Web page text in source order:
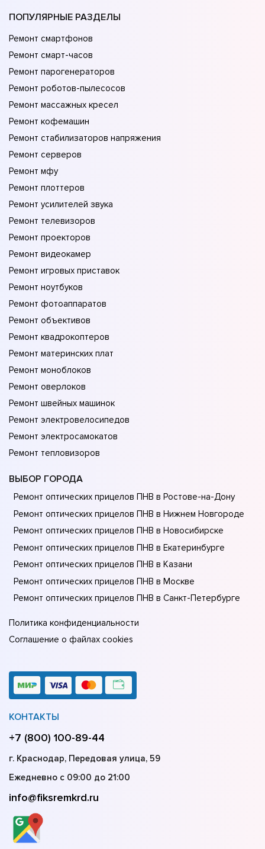
ПОПУЛЯРНЫЕ РАЗДЕЛЫ
Ремонт смартфонов
Ремонт смарт-часов
Ремонт парогенераторов
Ремонт роботов-пылесосов
Ремонт массажных кресел
Ремонт кофемашин
Ремонт стабилизаторов напряжения
Ремонт серверов
Ремонт мфу
Ремонт плоттеров
Ремонт усилителей звука
Ремонт телевизоров
Ремонт проекторов
Ремонт видеокамер
Ремонт игровых приставок
Ремонт ноутбуков
Ремонт фотоаппаратов
Ремонт объективов
Ремонт квадрокоптеров
Ремонт материнских плат
Ремонт моноблоков
Ремонт оверлоков
Ремонт швейных машинок
Ремонт электровелосипедов
Ремонт электросамокатов
Ремонт тепловизоров
ВЫБОР ГОРОДА
Ремонт оптических прицелов ПНВ в Ростове-на-Донy
Ремонт оптических прицелов ПНВ в Нижнем Новгороде
Ремонт оптических прицелов ПНВ в Новосибирске
Ремонт оптических прицелов ПНВ в Екатеринбурге
Ремонт оптических прицелов ПНВ в Казани
Ремонт оптических прицелов ПНВ в Москве
Ремонт оптических прицелов ПНВ в Санкт-Петербурге
Политика конфиденциальности
Соглашение о файлах cookies
КОНТАКТЫ
+7 (800) 100-89-44
г. Краснодар, Передовая улица, 59
Ежедневно с 09:00 до 21:00
info@fiksremkrd.ru